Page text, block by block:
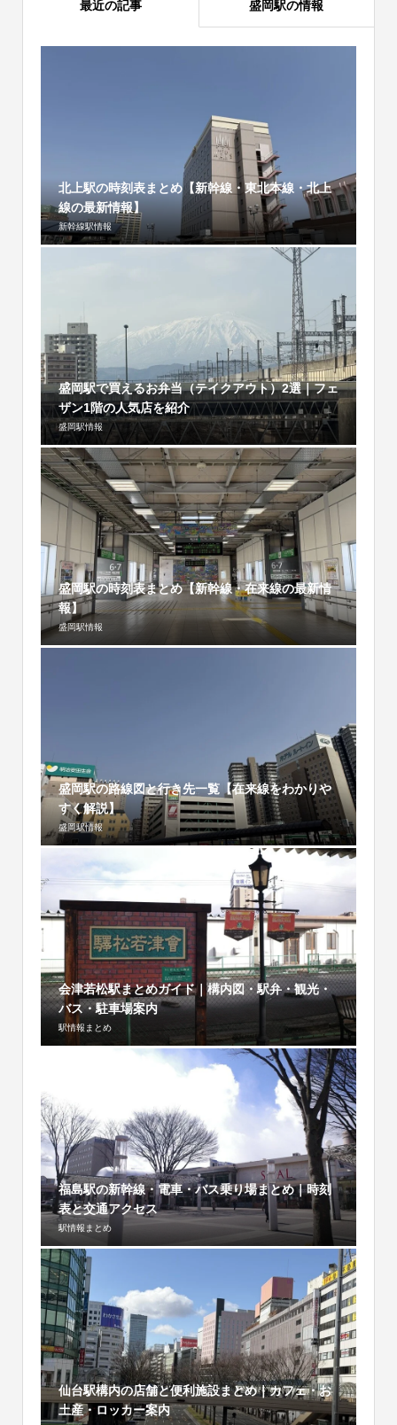
最近の記事 盛岡駅の情報
北上駅の時刻表まとめ【新幹線・東北本線・北上
線の最新情報】
新幹線駅情報
盛岡駅で買えるお弁当（テイクアウト）2選｜フェ
ザン1階の人気店を紹介
盛岡駅情報
盛岡駅の時刻表まとめ【新幹線・在来線の最新情
報】
盛岡駅情報
盛岡駅の路線図と行き先一覧【在来線をわかりや
すく解説】
盛岡駅情報
会津若松駅まとめガイド｜構内図・駅弁・観光・
バス・駐車場案内
駅情報まとめ
福島駅の新幹線・電車・バス乗り場まとめ｜時刻
表と交通アクセス
駅情報まとめ
仙台駅構内の店舗と便利施設まとめ｜カフェ・お
土産・ロッカー案内